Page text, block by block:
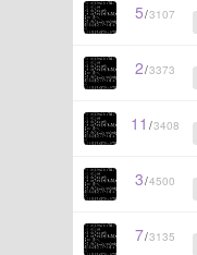
5/3107
2/3373
11/3408
3/4500
7/3135